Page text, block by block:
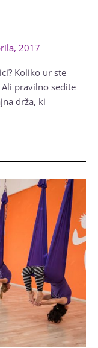
2017
Koliko ur ste
pravilno sedite
drža, ki